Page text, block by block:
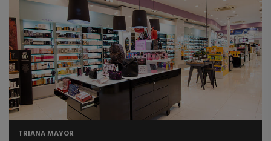
TRIANA MAYOR